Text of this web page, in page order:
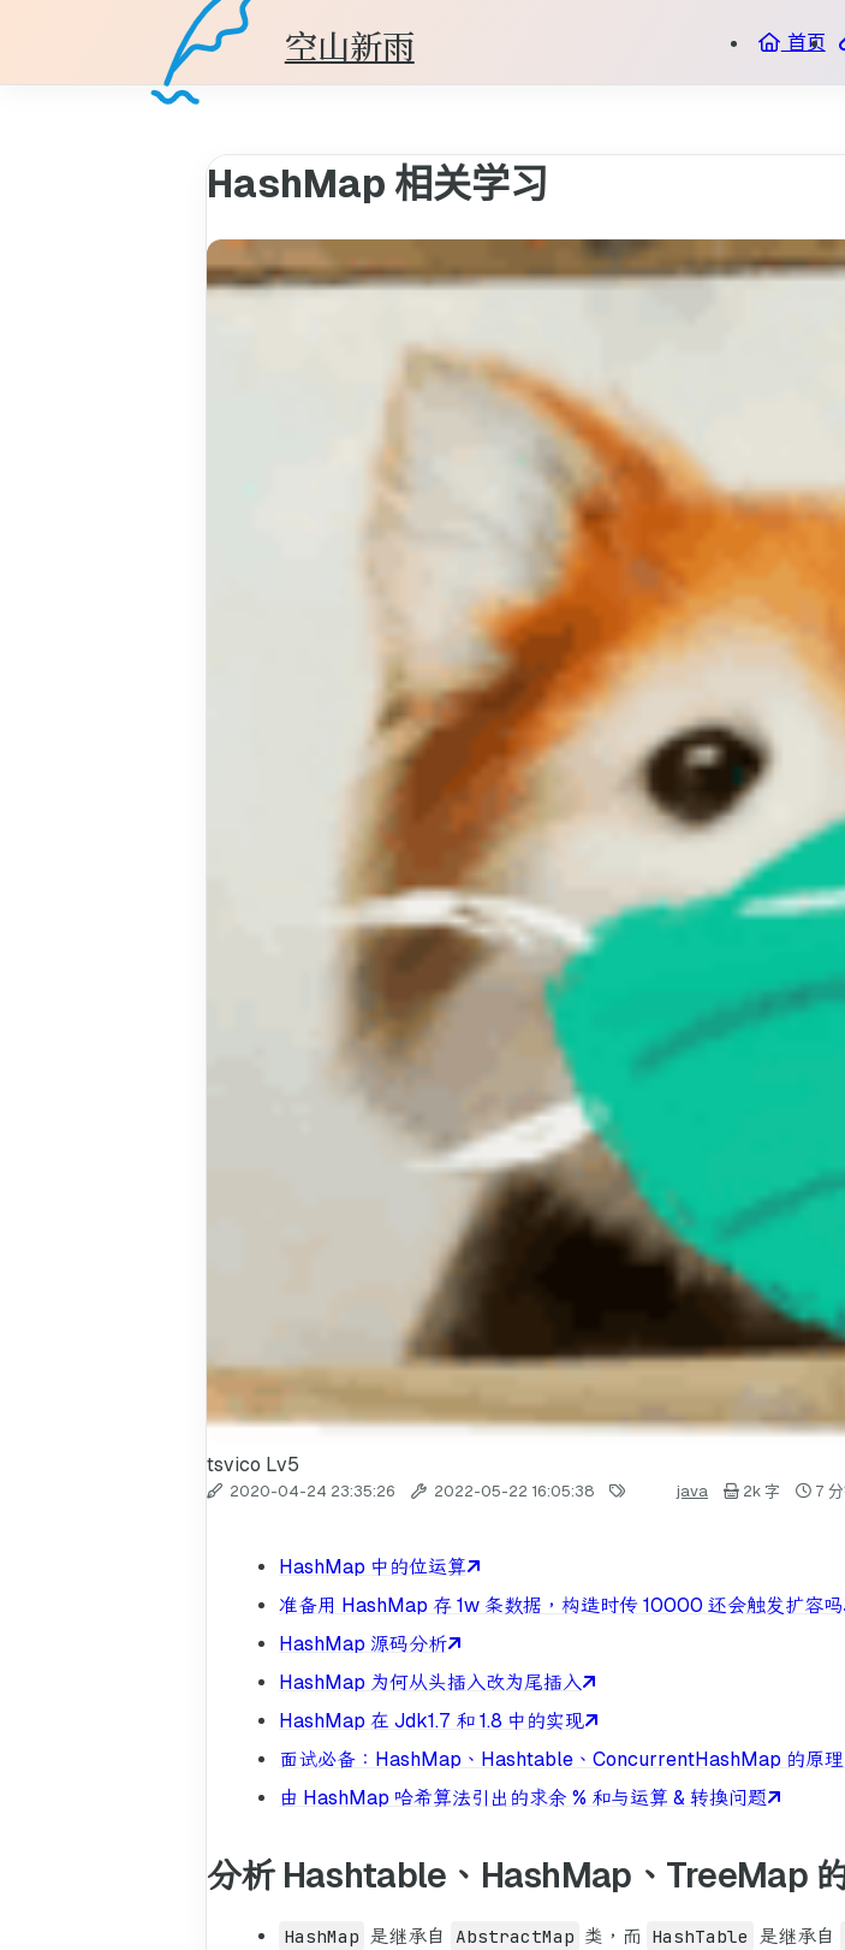
空山新雨 首页
HashMap 相关学习
tsvico Lv5
2020-04-24 23:35:26 2022-05-22 16:05:38 java 2k 字 7
HashMap 中的位运算
准备用 HashMap 存 1w 条数据，构造时传 10000 还会触发扩容吗
HashMap 源码分析
HashMap 为何从头插入改为尾插入
HashMap 在 Jdk1.7 和 1.8 中的实现
面试必备：HashMap、Hashtable、ConcurrentHashMap 的原理
由 HashMap 哈希算法引出的求余 % 和与运算 & 转换问题
分析 Hashtable、HashMap、TreeMap
HashMap 是继承自 AbstractMap 类，而 HashTable 是继承自